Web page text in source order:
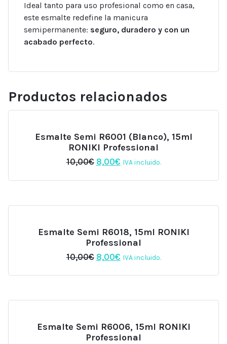
Ideal tanto para uso profesional como en casa,
este esmalte redefine la manicura
semipermanente: seguro, duradero y con un
acabado perfecto.
Productos relacionados
Esmalte Semi R6001 (Blanco), 15ml
RONIKI Professional
10,00€ El
original
8,00€El
actual
IVA incluido.
Esmalte Semi R6018, 15ml RONIKI
Professional
10,00€ El
original
8,00€El
actual
IVA incluido.
Esmalte Semi R6006, 15ml RONIKI
Professional